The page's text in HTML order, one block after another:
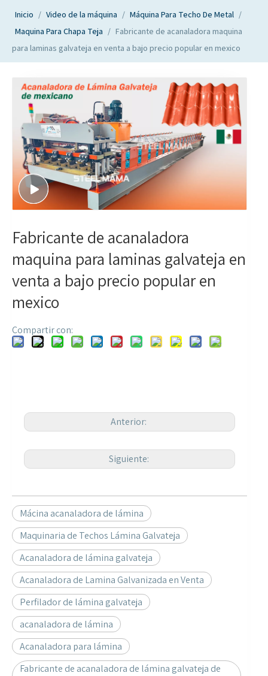
Inicio / Video de la máquina / Máquina Para Techo De Metal /
Maquina Para Chapa Teja / Fabricante de acanaladora maquina
para laminas galvateja en venta a bajo precio popular en mexico
Fabricante de acanaladora
maquina para laminas galvateja en
venta a bajo precio popular en
mexico
Compartir con:
Anterior:
Siguiente:
Mácina acanaladora de lámina
Maquinaria de Techos Lámina Galvateja
Acanaladora de lámina galvateja
Acanaladora de Lamina Galvanizada en Venta
Perfilador de lámina galvateja
acanaladora de lámina
Acanaladora para lámina
Fabricante de acanaladora de lámina galvateja de